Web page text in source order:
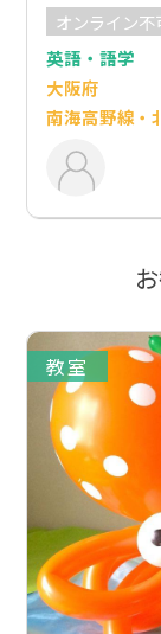
オンライン不
英語・語学
大阪府
南海高野線・
教室